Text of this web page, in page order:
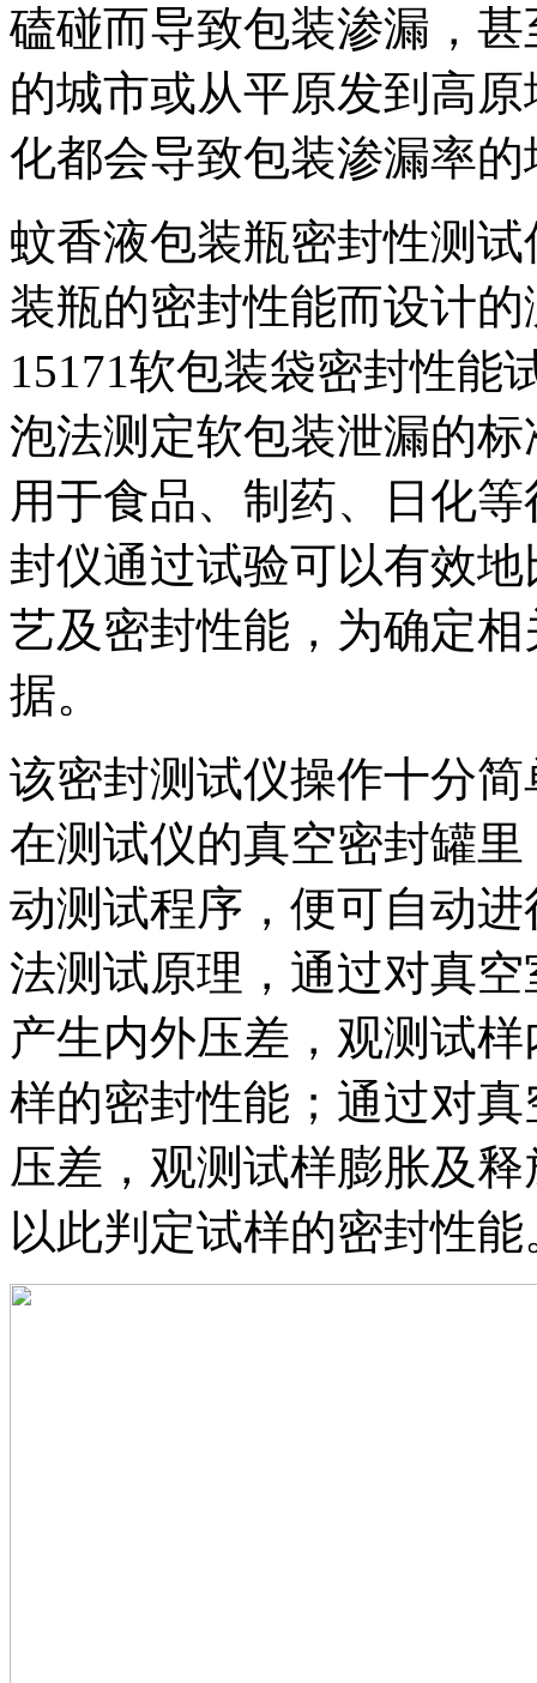
磕碰而导致包装渗漏，
的城市或从平原发到高
化都会导致包装渗漏率的
蚊香液包装瓶密封性测
装瓶的密封性能而设计
15171软包装袋密封性能
泡法测定软包装泄漏的
用于食品、制药、日化
封仪通过试验可以有效
艺及密封性能，为确定
据。
该密封测试仪操作十分
在测试仪的真空密封罐
动测试程序，便可自动
法测试原理，通过对真
产生内外压差，观测试
样的密封性能；通过对
压差，观测试样膨胀及
以此判定试样的密封性能